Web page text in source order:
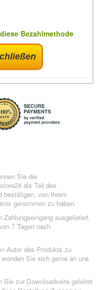
Bezahlmethode
Sie die
als Teil des
bestätigen, von Ihrem
genommen zu haben.
ausgeliefert.
7 Tagen nach
Autor des Produkts zu
Sie sich gerne an uns
Sie zur Downloadseite geleitet